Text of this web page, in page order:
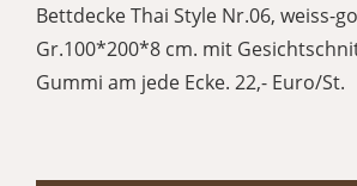
Bettdecke Thai Style Nr.06, weiss-
Gr.100*200*8 cm. mit
Gummi am jede Ecke. 22,- Euro/St.